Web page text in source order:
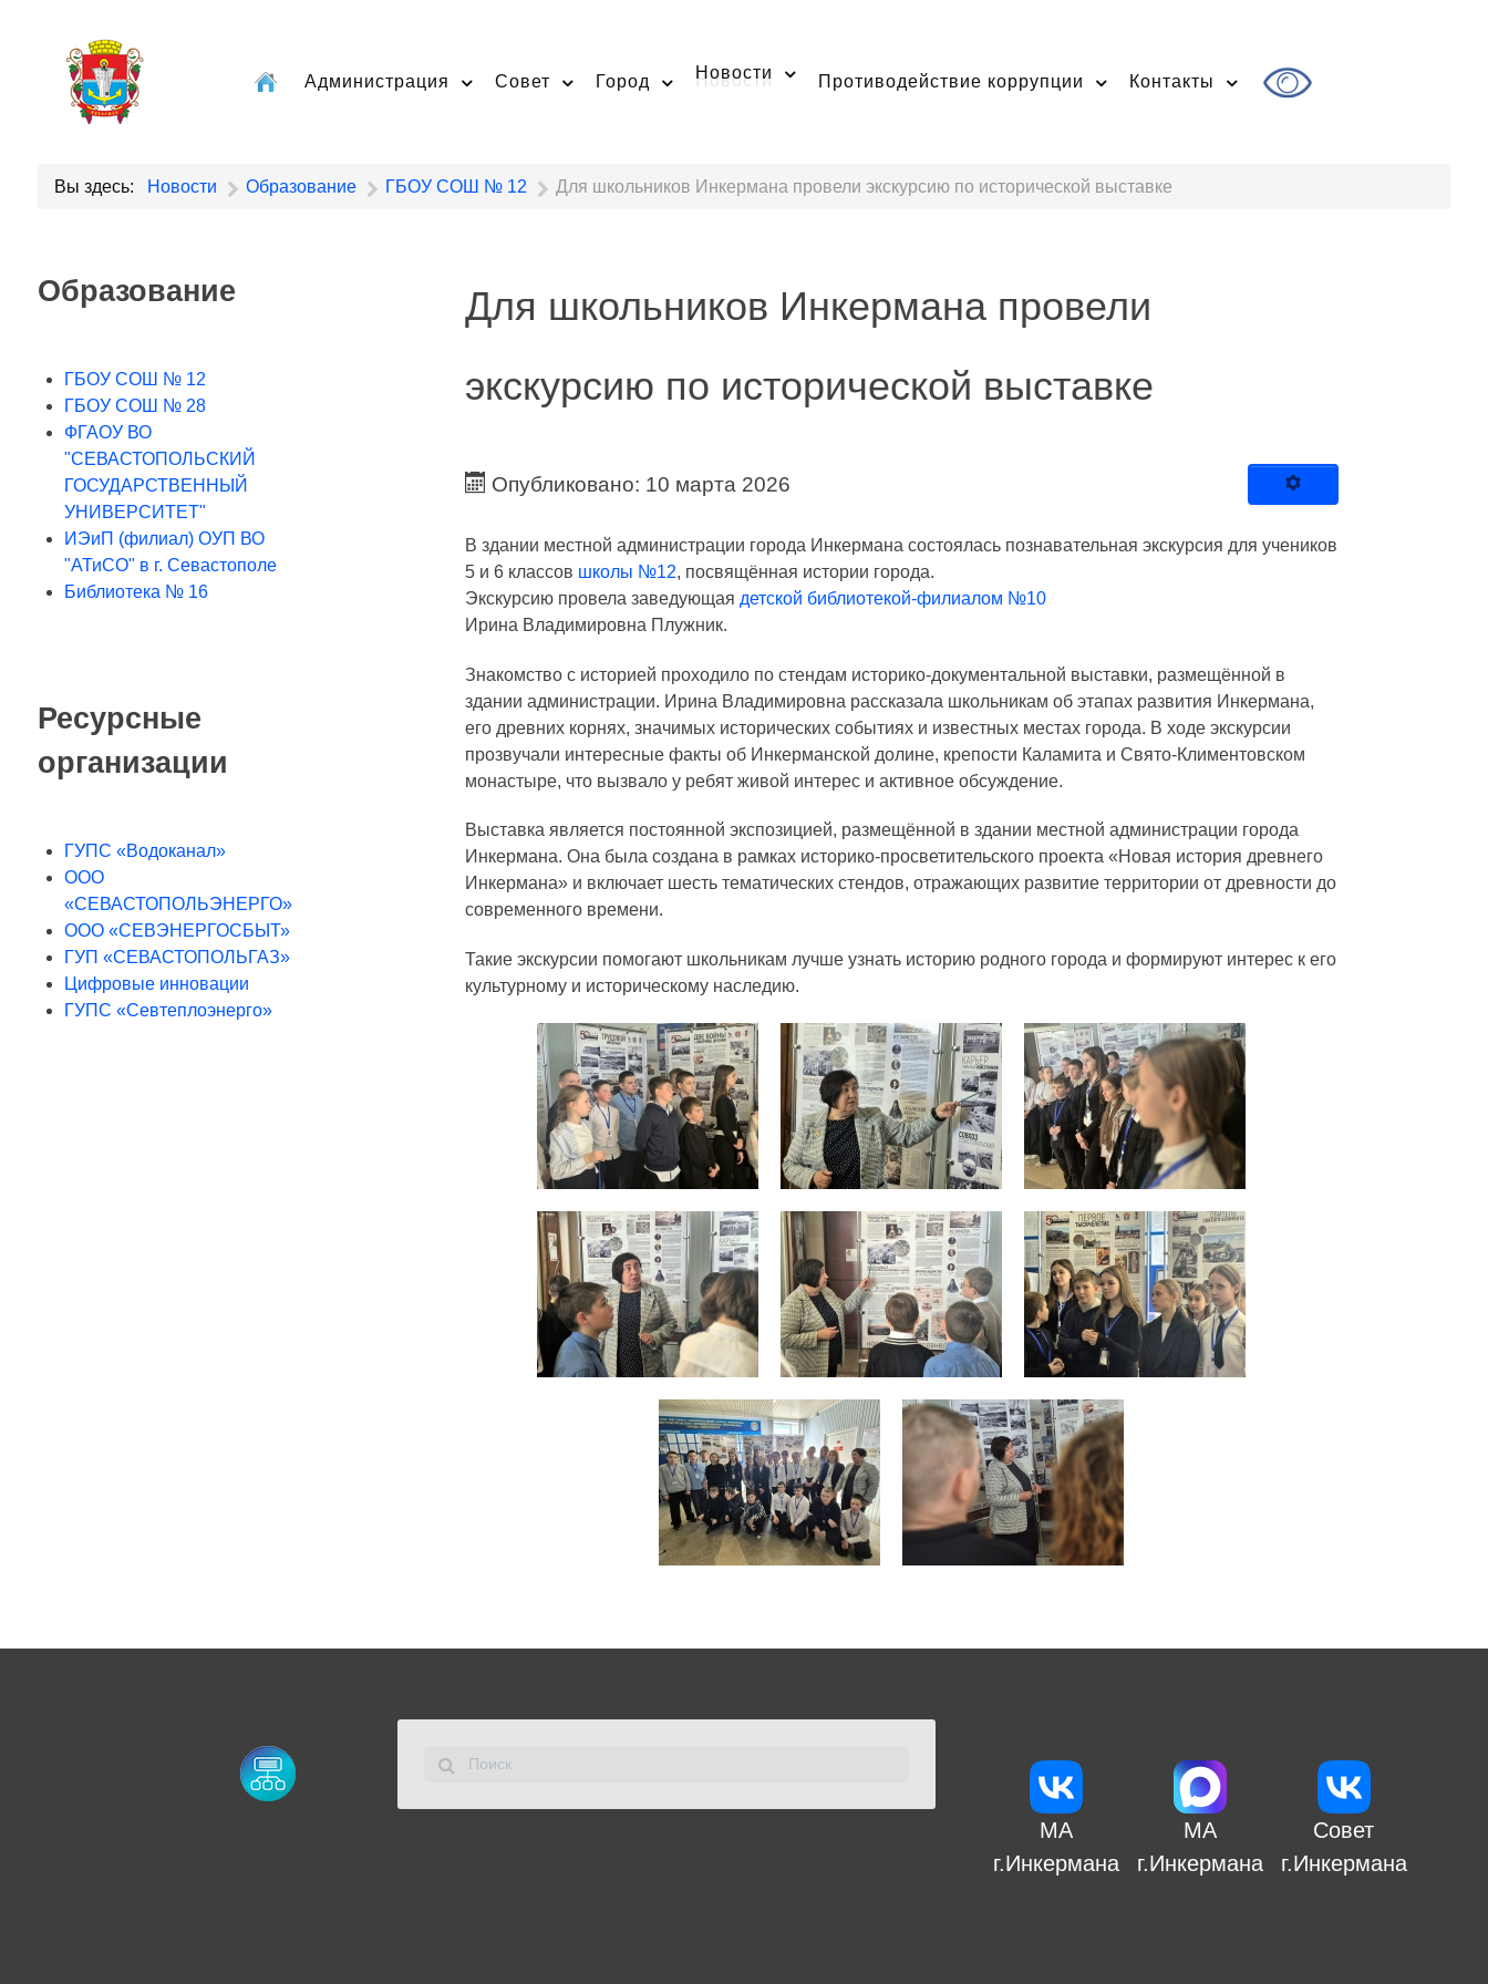
Администрация Совет Город Новости Противодействие коррупции Контакты
Вы здесь: Новости Образование ГБОУ СОШ № 12 Для школьников Инкермана провели экскурсию по исторической выставке
Образование
ГБОУ СОШ № 12
ГБОУ СОШ № 28
ФГАОУ ВО
"СЕВАСТОПОЛЬСКИЙ
ГОСУДАРСТВЕННЫЙ
УНИВЕРСИТЕТ"
ИЭиП (филиал) ОУП ВО
"АТиСО" в г. Севастополе
Библиотека № 16
Ресурсные
организации
ГУПС «Водоканал»
ООО
«СЕВАСТОПОЛЬЭНЕРГО»
ООО «СЕВЭНЕРГОСБЫТ»
ГУП «СЕВАСТОПОЛЬГАЗ»
Цифровые инновации
ГУПС «Севтеплоэнерго»
Для школьников Инкермана провели
экскурсию по исторической выставке
Опубликовано: 10 марта 2026
В здании местной администрации города Инкермана состоялась познавательная экскурсия для учеников
5 и 6 классов школы №12, посвящённая истории города.
Экскурсию провела заведующая детской библиотекой-филиалом №10
Ирина Владимировна Плужник.
Знакомство с историей проходило по стендам историко-документальной выставки, размещённой в
здании администрации. Ирина Владимировна рассказала школьникам об этапах развития Инкермана,
его древних корнях, значимых исторических событиях и известных местах города. В ходе экскурсии
прозвучали интересные факты об Инкерманской долине, крепости Каламита и Свято-Климентовском
монастыре, что вызвало у ребят живой интерес и активное обсуждение.
Выставка является постоянной экспозицией, размещённой в здании местной администрации города
Инкермана. Она была создана в рамках историко-просветительского проекта «Новая история древнего
Инкермана» и включает шесть тематических стендов, отражающих развитие территории от древности до
современного времени.
Такие экскурсии помогают школьникам лучше узнать историю родного города и формируют интерес к его
культурному и историческому наследию.
МА
г.Инкермана
МА
г.Инкермана
Совет
г.Инкермана